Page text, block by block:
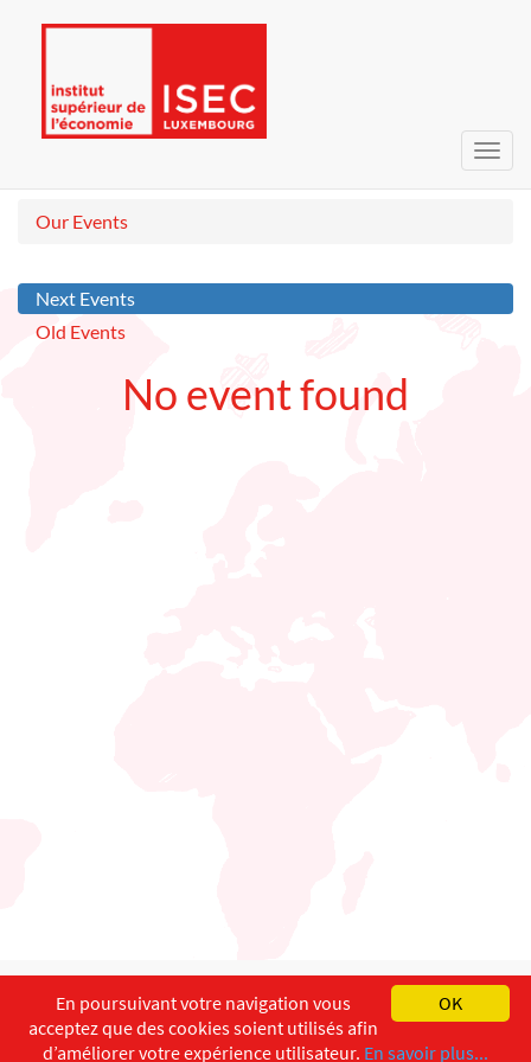
Our Events
Next Events
Old Events
No event found
English Français
Copyright ©ISEC-AdW Impressum
OK
En poursuivant votre navigation vous
acceptez que des cookies soient utilisés afin
d’améliorer votre expérience utilisateur. En savoir plus...